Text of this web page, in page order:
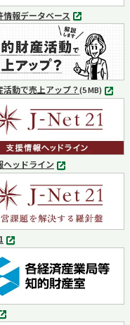
く
情報データベース
別
タ
ブ
で
開
く
活動で売上アップ？(5 MB) MP4
ヘッドライン
別
タ
ブ
で
開
く
別
タ
ブ
で
開
く